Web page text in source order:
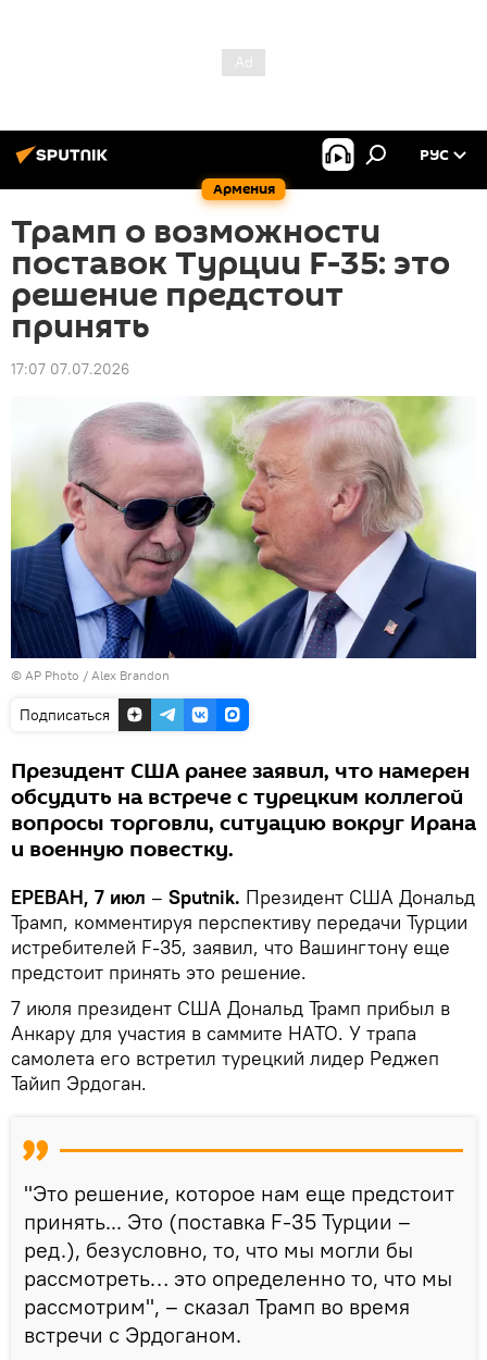
Армения
РУС
Трамп о возможности
поставок Турции F-35: это
решение предстоит
принять
17:07 07.07.2026
© AP Photo / Alex Brandon
Подписаться
Президент США ранее заявил, что намерен
обсудить на встрече с турецким коллегой
вопросы торговли, ситуацию вокруг Ирана
и военную повестку.
ЕРЕВАН, 7 июл – Sputnik. Президент США Дональд
Трамп, комментируя перспективу передачи Турции
истребителей F-35, заявил, что Вашингтону еще
предстоит принять это решение.
7 июля президент США Дональд Трамп прибыл в
Анкару для участия в саммите НАТО. У трапа
самолета его встретил турецкий лидер Реджеп
Тайип Эрдоган.
"Это решение, которое нам еще предстоит
принять... Это (поставка F-35 Турции –
ред.), безусловно, то, что мы могли бы
рассмотреть… это определенно то, что мы
рассмотрим", – сказал Трамп во время
встречи с Эрдоганом.